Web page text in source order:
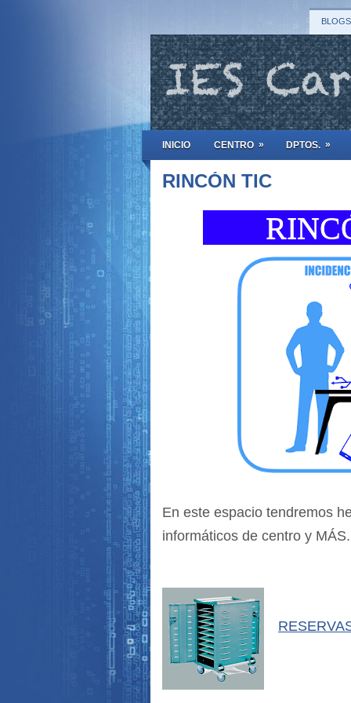
INICIO CENTRO » DPTOS. »
RINCÓN TIC
En este espacio tendremos
informáticos de centro y MÁS.